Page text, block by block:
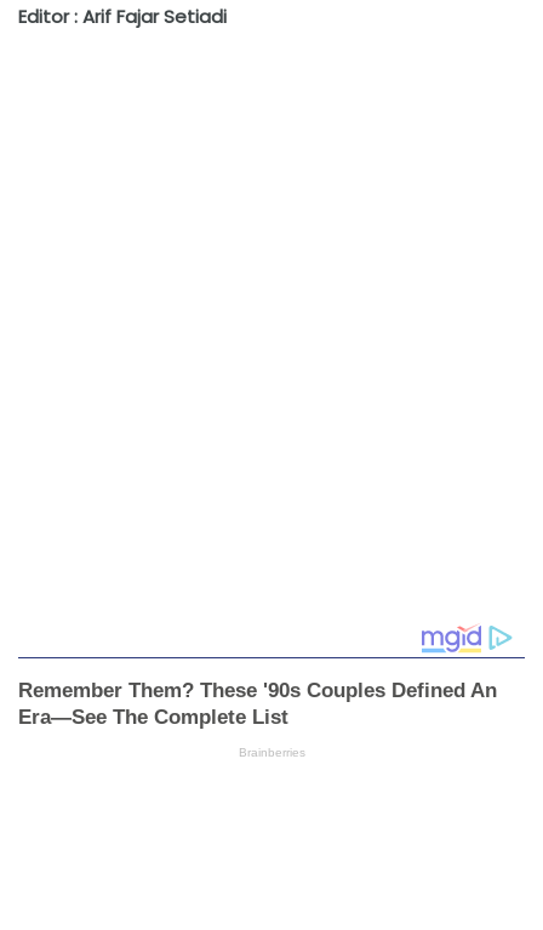
Editor : Arif Fajar Setiadi